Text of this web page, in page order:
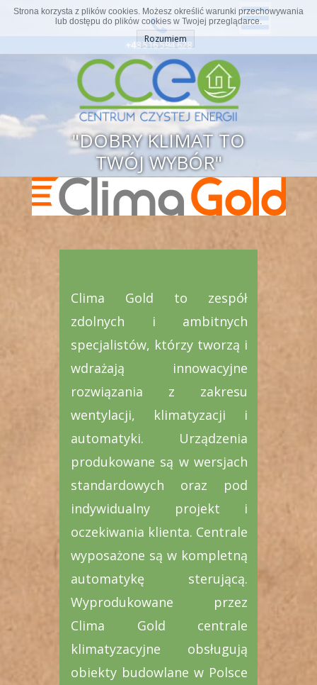
Clima Gold to zespół
zdolnych i ambitnych
specjalistów, którzy tworzą i
wdrażają innowacyjne
rozwiązania z zakresu
wentylacji, klimatyzacji i
automatyki. Urządzenia
produkowane są w wersjach
standardowych oraz pod
indywidualny projekt i
oczekiwania klienta. Centrale
wyposażone są w kompletną
automatykę sterującą.
Wyprodukowane przez
Clima Gold centrale
klimatyzacyjne obsługują
obiekty budowlane w Polsce
"DOBRY KLIMAT TO
TWÓJ WYBÓR"
+48 516 594 628
Strona korzysta z plików cookies. Możesz określić warunki przechowywania
lub dostępu do plików cookies w Twojej przeglądarce.
Rozumiem